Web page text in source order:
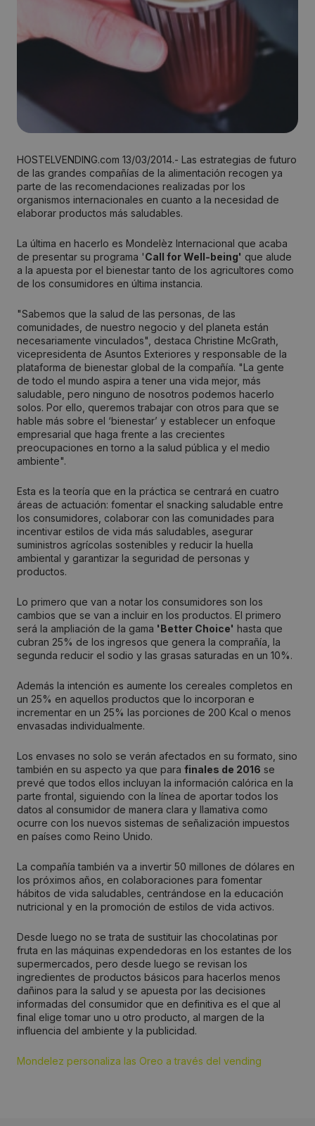
HOSTELVENDING.com 13/03/2014.- Las estrategias de futuro
de las grandes compañías de la alimentación recogen ya
parte de las recomendaciones realizadas por los
organismos internacionales en cuanto a la necesidad de
elaborar productos más saludables.
La última en hacerlo es Mondelèz Internacional que acaba
de presentar su programa 'Call for Well-being' que alude
a la apuesta por el bienestar tanto de los agricultores como
de los consumidores en última instancia.
"Sabemos que la salud de las personas, de las
comunidades, de nuestro negocio y del planeta están
necesariamente vinculados", destaca Christine McGrath,
vicepresidenta de Asuntos Exteriores y responsable de la
plataforma de bienestar global de la compañía. "La gente
de todo el mundo aspira a tener una vida mejor, más
saludable, pero ninguno de nosotros podemos hacerlo
solos. Por ello, queremos trabajar con otros para que se
hable más sobre el ‘bienestar’ y establecer un enfoque
empresarial que haga frente a las crecientes
preocupaciones en torno a la salud pública y el medio
ambiente".
Esta es la teoría que en la práctica se centrará en cuatro
áreas de actuación: fomentar el snacking saludable entre
los consumidores, colaborar con las comunidades para
incentivar estilos de vida más saludables, asegurar
suministros agrícolas sostenibles y reducir la huella
ambiental y garantizar la seguridad de personas y
productos.
Lo primero que van a notar los consumidores son los
cambios que se van a incluir en los productos. El primero
será la ampliación de la gama 'Better Choice' hasta que
cubran 25% de los ingresos que genera la comprañía, la
segunda reducir el sodio y las grasas saturadas en un 10%.
Además la intención es aumente los cereales completos en
un 25% en aquellos productos que lo incorporan e
incrementar en un 25% las porciones de 200 Kcal o menos
envasadas individualmente.
Los envases no solo se verán afectados en su formato, sino
también en su aspecto ya que para finales de 2016 se
prevé que todos ellos incluyan la información calórica en la
parte frontal, siguiendo con la línea de aportar todos los
datos al consumidor de manera clara y llamativa como
ocurre con los nuevos sistemas de señalización impuestos
en países como Reino Unido.
La compañía también va a invertir 50 millones de dólares en
los próximos años, en colaboraciones para fomentar
hábitos de vida saludables, centrándose en la educación
nutricional y en la promoción de estilos de vida activos.
Desde luego no se trata de sustituir las chocolatinas por
fruta en las máquinas expendedoras en los estantes de los
supermercados, pero desde luego se revisan los
ingredientes de productos básicos para hacerlos menos
dañinos para la salud y se apuesta por las decisiones
informadas del consumidor que en definitiva es el que al
final elige tomar uno u otro producto, al margen de la
influencia del ambiente y la publicidad.
Mondelez personaliza las Oreo a través del vending